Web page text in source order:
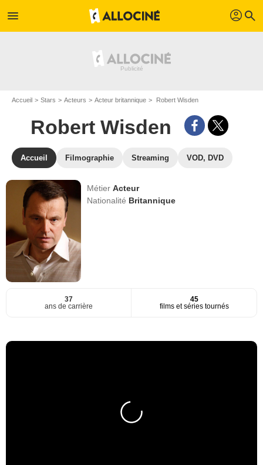
menu profil search
Accueil Stars Acteurs Acteur britannique Robert Wisden
Robert Wisden
Accueil Filmographie Streaming VOD, DVD
MétierActeur
Nationalité Britannique
37
ans de carrière
45
films et séries tournés